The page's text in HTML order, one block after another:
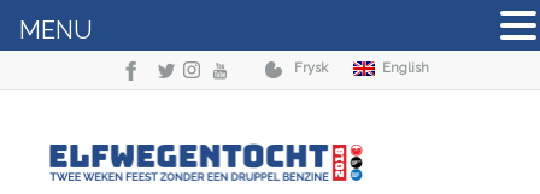
Frysk English
MENU